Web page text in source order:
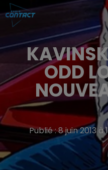
ODD
Publié : 8 juin 2013